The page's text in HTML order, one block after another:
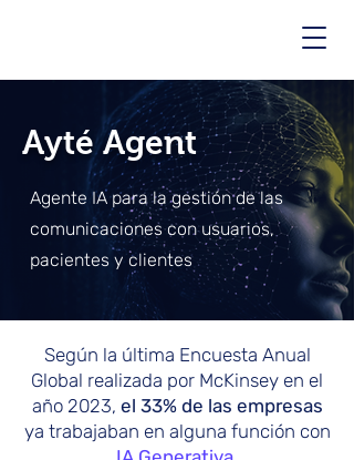
Ayté Agent
Agente IA para la gestión de las
comunicaciones con usuarios,
pacientes y clientes
Según la última Encuesta Anual
Global realizada por McKinsey en el
año 2023, el 33% de las empresas
ya trabajaban en alguna función con